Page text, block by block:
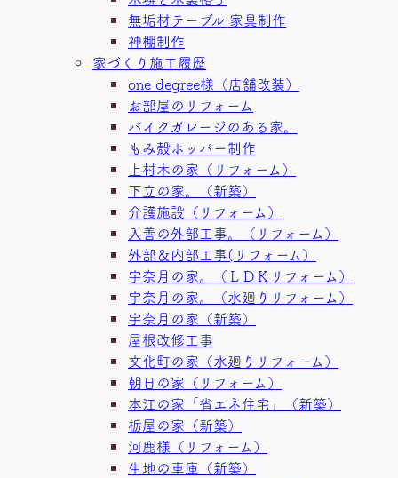
無垢材テーブル 家具制作
神棚制作
家づくり施工履歴
one degree様（店舗改装）
お部屋のリフォーム
バイクガレージのある家。
もみ殻ホッパー制作
上村木の家（リフォーム）
下立の家。（新築）
介護施設（リフォーム）
入善の外部工事。（リフォーム）
外部＆内部工事(リフォーム）
宇奈月の家。（ＬＤＫリフォーム）
宇奈月の家。（水廻りリフォーム）
宇奈月の家（新築）
屋根改修工事
文化町の家（水廻りリフォーム）
朝日の家（リフォーム）
本江の家「省エネ住宅」（新築）
栃屋の家（新築）
河鹿様（リフォーム）
生地の車庫（新築）